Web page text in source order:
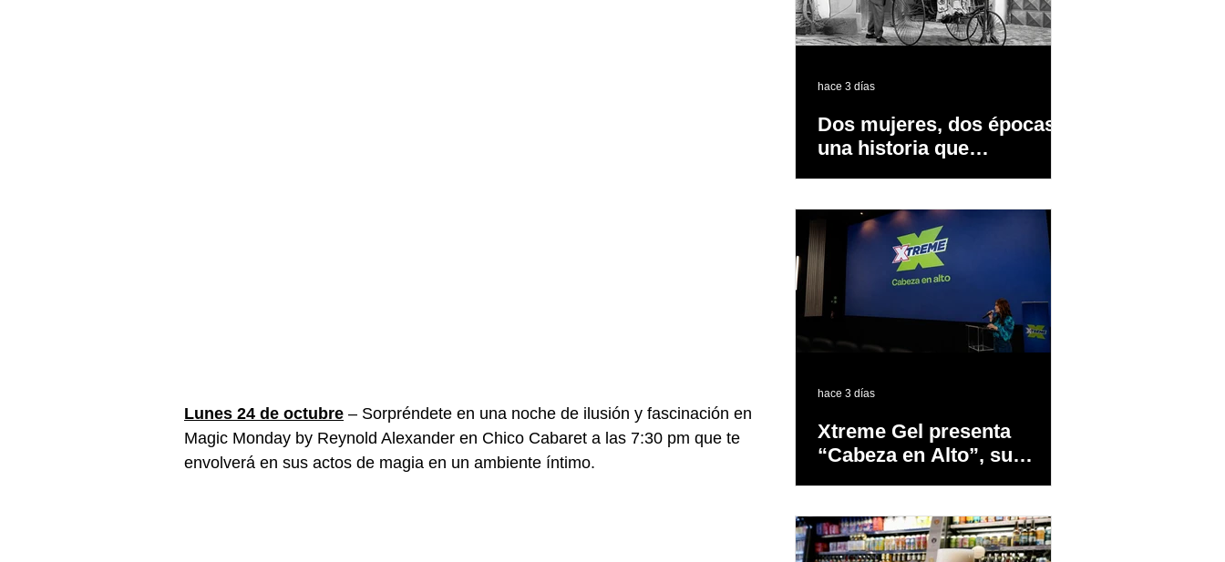
Lunes 24 de octubre – Sorpréndete en una noche de ilusión y fascinación en
Magic Monday by Reynold Alexander en Chico Cabaret a las 7:30 pm que te
envolverá en sus actos de magia en un ambiente íntimo.
Dos mujeres, dos épocas y
una historia que
hace 3 días
Xtreme Gel presenta
“Cabeza en Alto”, su
producido completamente
en Puerto Rico
hace 3 días